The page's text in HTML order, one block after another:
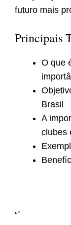
futuro mais
Principais
O que
Brasil
A
clubes
“`